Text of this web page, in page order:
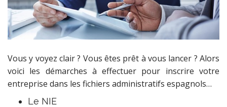
Vous y voyez clair ? Vous êtes prêt à vous lancer ? Alors
voici les démarches à effectuer pour inscrire votre
entreprise dans les fichiers administratifs espagnols…
Le NIE